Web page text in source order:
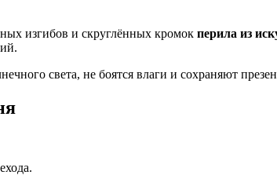
изгибов и скруглённых кромок перила из
света, не боятся влаги и сохраняют